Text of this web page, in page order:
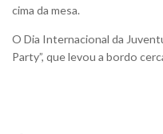
cima da mesa.
O Dia Internacional da
Party”, que levou a bordo